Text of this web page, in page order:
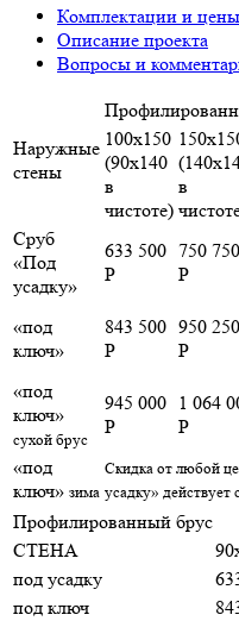
Комплектации и цены
Описание проекта
Вопросы и
Наружные
стены
100х150
(90х140
в
чистоте)
в
Сруб
«Под
усадку»
633 500
Р
750 750
Р
«под
ключ»
843 500
Р
950 250
Р
«под
ключ»
сухой брус
945 000
Р
1 064
Р
«под
ключ» зима
Скидка от любой
усадку» действует
Профилированный брус
СТЕНА
под усадку
под ключ